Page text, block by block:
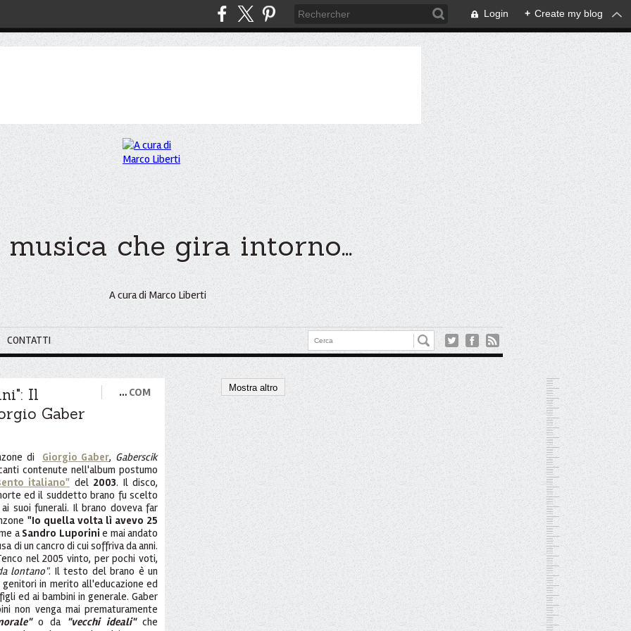
Login + Create my blog
che gira intorno...
A cura di Marco Liberti
CONTATTI
Il
Gaber
… COM
di Giorgio Gaber, Gaberscik
contenute nell'album postumo
italiano" del 2003. Il disco,
ed il suddetto brano fu scelto
suoi funerali. Il brano doveva far
"Io quella volta lì avevo 25
aSandro Luporini e mai andato
di un cancro di cui soffriva da anni.
nel 2005 vinto, per pochi voti,
lontano". Il testo del brano è un
in merito all'educazione ed
ed ai bambini in generale. Gaber
non venga mai prematuramente
o da "vecchi ideali"che
Mostra altro